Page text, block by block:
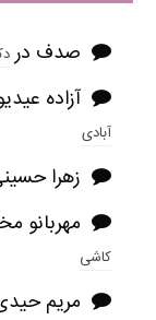
صدف در
آزاده
آبادی
زهرا
مهربانو
کاشی
مریم